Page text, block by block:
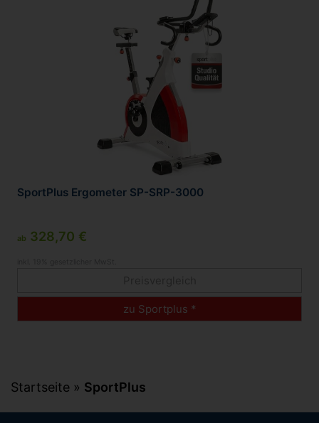
SportPlus Ergometer SP-SRP-3000
ab 328,70 €
zu Sportplus *
Startseite » SportPlus